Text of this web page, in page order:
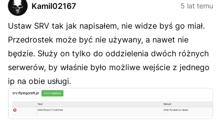
Kamil02167 5 lat temu
Ustaw SRV tak jak napisałem, nie widze byś go miał.
Przedrostek może być nie używany, a nawet nie
będzie. Służy on tylko do oddzielenia dwóch różnych
serwerów, by właśnie było możliwe wejście z jednego
ip na obie usługi.